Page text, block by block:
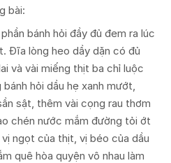
bài:
bánh hỏi đầy đủ đem ra lúc
Đĩa lòng heo dầy dặn có đủ
và vài miếng thịt ba chỉ luộc
hỏi dầu hẹ xanh mướt,
sật, thêm vài cọng rau thơm
chén nước mắm đường tỏi ớt
ngọt của thịt, vị béo của dầu
quê hòa quyện vô nhau làm